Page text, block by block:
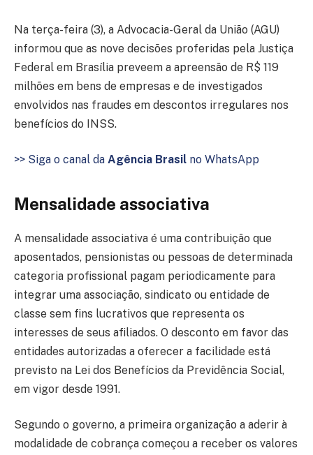
Na terça-feira (3), a Advocacia-Geral da União (AGU)
informou que as nove decisões proferidas pela Justiça
Federal em Brasília preveem a apreensão de R$ 119
milhões em bens de empresas e de investigados
envolvidos nas fraudes em descontos irregulares nos
benefícios do INSS.
>> Siga o canal da Agência Brasil no WhatsApp
Mensalidade associativa
A mensalidade associativa é uma contribuição que
aposentados, pensionistas ou pessoas de determinada
categoria profissional pagam periodicamente para
integrar uma associação, sindicato ou entidade de
classe sem fins lucrativos que representa os
interesses de seus afiliados. O desconto em favor das
entidades autorizadas a oferecer a facilidade está
previsto na Lei dos Benefícios da Previdência Social,
em vigor desde 1991.
Segundo o governo, a primeira organização a aderir à
modalidade de cobrança começou a receber os valores